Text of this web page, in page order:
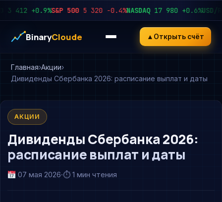
+0.9%S&P 500 5 320 −0.4%NASDAQ 17 980 +0.6%USD/RUB
BinaryCloude ▲ Открыть счёт
Главная Акции
Дивиденды Сбербанка 2026: расписание выплат и даты
АКЦИИ
Дивиденды Сбербанка 2026:
расписание выплат и даты
07 мая 2026·⏱ 1 мин чтения